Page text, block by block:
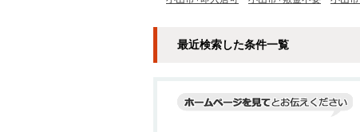
最近検索した条件一覧